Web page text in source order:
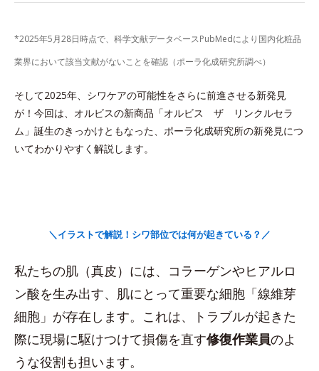
*2025年5月28日時点で、科学文献データベースPubMedにより国内化粧品
業界において該当文献がないことを確認（ポーラ化成研究所調べ）
そして2025年、シワケアの可能性をさらに前進させる新発見
が！今回は、オルビスの新商品「オルビス ザ リンクルセラ
ム」誕生のきっかけともなった、ポーラ化成研究所の新発見につ
いてわかりやすく解説します。
＼イラストで解説！シワ部位では何が起きている？／
私たちの肌（真皮）には、コラーゲンやヒアルロ
ン酸を生み出す、肌にとって重要な細胞「線維芽
細胞」が存在します。これは、トラブルが起きた
際に現場に駆けつけて損傷を直す修復作業員のよ
うな役割も担います。